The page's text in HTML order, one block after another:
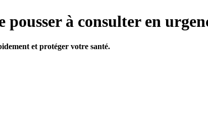
pousser à consulter en
et protéger votre santé.